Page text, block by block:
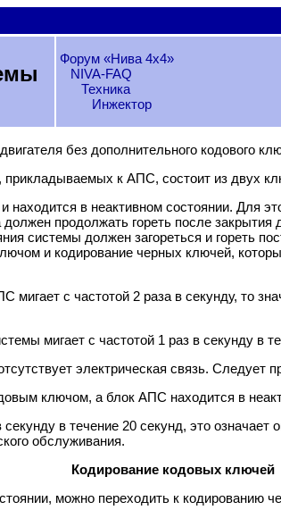
Форум «Нива 4х4»
NIVA-FAQ
Техника
Инжектор
без дополнительного кодового
к АПС, состоит из двух
в неактивном состоянии. Для
продолжать гореть после
системы должен загореться и гореть
и кодирование черных ключей,
мигает с частотой 2 раза в секунду, то
мигает с частотой 1 раз в секунду в
электрическая связь. Следует
ключом, а блок АПС находится в
в течение 20 секунд, это
обслуживания.
Кодирование кодовых ключей
можно переходить к